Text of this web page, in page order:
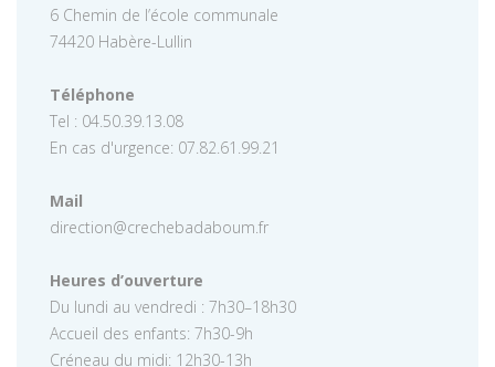
6 Chemin de l’école communale
74420 Habère-Lullin
Téléphone
Tel : 04.50.39.13.08
En cas d'urgence: 07.82.61.99.21
Mail
direction@crechebadaboum.fr
Heures d’ouverture
Du lundi au vendredi : 7h30–18h30
Accueil des enfants: 7h30-9h
Créneau du midi: 12h30-13h